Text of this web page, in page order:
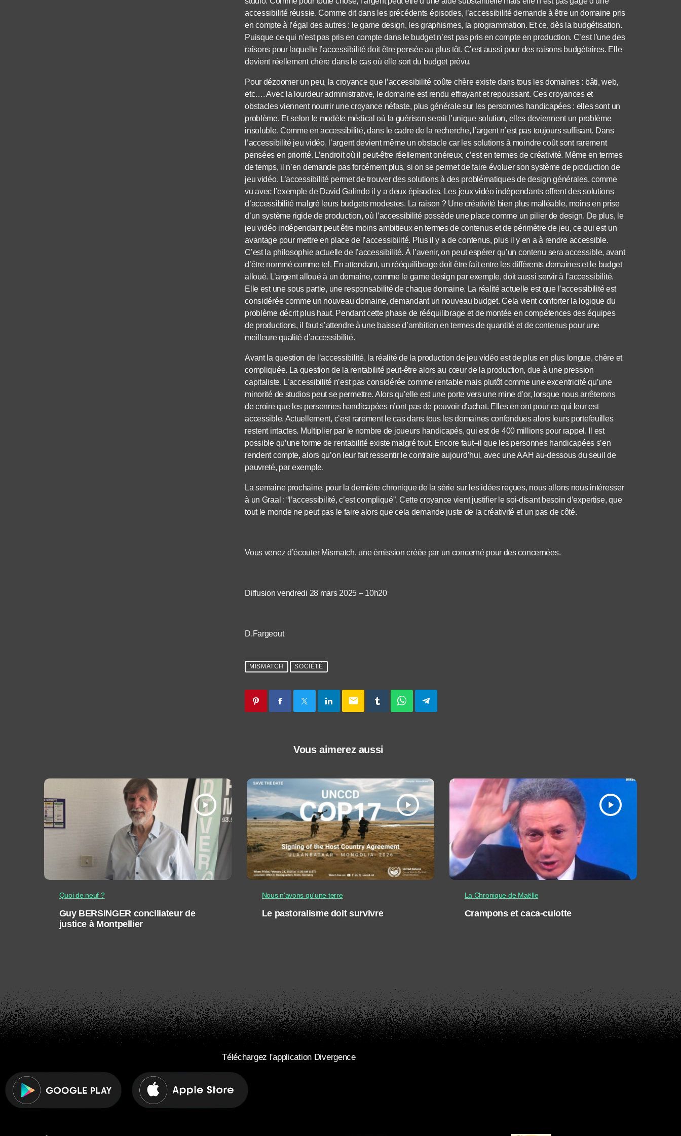
accessibilité réussie. Comme dit dans les précédents épisodes, l’accessibilité demande à être un domaine pris
en compte à l’égal des autres : le game design, les graphismes, la programmation. Et ce, dès la budgétisation.
Puisque ce qui n’est pas pris en compte dans le budget n’est pas pris en compte en production. C’est l’une des
raisons pour laquelle l’accessibilité doit être pensée au plus tôt. C’est aussi pour des raisons budgétaires. Elle
devient réellement chère dans le cas où elle sort du budget prévu.
Pour dézoomer un peu, la croyance que l’accessibilité coûte chère existe dans tous les domaines : bâti, web,
etc…. Avec la lourdeur administrative, le domaine est rendu effrayant et repoussant. Ces croyances et
obstacles viennent nourrir une croyance néfaste, plus générale sur les personnes handicapées : elles sont un
problème. Et selon le modèle médical où la guérison serait l’unique solution, elles deviennent un problème
insoluble. Comme en accessibilité, dans le cadre de la recherche, l’argent n’est pas toujours suffisant. Dans
l’accessibilité jeu vidéo, l’argent devient même un obstacle car les solutions à moindre coût sont rarement
pensées en priorité. L’endroit où il peut-être réellement onéreux, c’est en termes de créativité. Même en termes
de temps, il n’en demande pas forcément plus, si on se permet de faire évoluer son système de production de
jeu vidéo. L’accessibilité permet de trouver des solutions à des problématiques de design générales, comme
vu avec l’exemple de David Galindo il y a deux épisodes. Les jeux vidéo indépendants offrent des solutions
d’accessibilité malgré leurs budgets modestes. La raison ? Une créativité bien plus malléable, moins en prise
d’un système rigide de production, où l’accessibilité possède une place comme un pilier de design. De plus, le
jeu vidéo indépendant peut être moins ambitieux en termes de contenus et de périmètre de jeu, ce qui est un
avantage pour mettre en place de l’accessibilité. Plus il y a de contenus, plus il y en a à rendre accessible.
C’est la philosophie actuelle de l’accessibilité. À l’avenir, on peut espérer qu’un contenu sera accessible, avant
d’être nommé comme tel. En attendant, un rééquilibrage doit être fait entre les différents domaines et le budget
alloué. L’argent alloué à un domaine, comme le game design par exemple, doit aussi servir à l’accessibilité.
Elle est une sous partie, une responsabilité de chaque domaine. La réalité actuelle est que l’accessibilité est
considérée comme un nouveau domaine, demandant un nouveau budget. Cela vient conforter la logique du
problème décrit plus haut. Pendant cette phase de rééquilibrage et de montée en compétences des équipes
de productions, il faut s’attendre à une baisse d’ambition en termes de quantité et de contenus pour une
meilleure qualité d’accessibilité.
Avant la question de l’accessibilité, la réalité de la production de jeu vidéo est de plus en plus longue, chère et
compliquée. La question de la rentabilité peut-être alors au cœur de la production, due à une pression
capitaliste. L’accessibilité n’est pas considérée comme rentable mais plutôt comme une excentricité qu’une
minorité de studios peut se permettre. Alors qu’elle est une porte vers une mine d’or, lorsque nous arrêterons
de croire que les personnes handicapées n’ont pas de pouvoir d’achat. Elles en ont pour ce qui leur est
accessible. Actuellement, c’est rarement le cas dans tous les domaines confondues alors leurs portefeuilles
restent intactes. Multiplier par le nombre de joueurs handicapés, qui est de 400 millions pour rappel. Il est
possible qu’une forme de rentabilité existe malgré tout. Encore faut–il que les personnes handicapées s’en
rendent compte, alors qu’on leur fait ressentir le contraire aujourd’hui, avec une AAH au-dessous du seuil de
pauvreté, par exemple.
La semaine prochaine, pour la dernière chronique de la série sur les idées reçues, nous allons nous intéresser
à un Graal : “l’accessibilité, c’est compliqué”. Cette croyance vient justifier le soi-disant besoin d’expertise, que
tout le monde ne peut pas le faire alors que cela demande juste de la créativité et un pas de côté.
Vous venez d’écouter Mismatch, une émission créée par un concerné pour des concernées.
Diffusion vendredi 28 mars 2025 – 10h20
D.Fargeout
MISMATCH SOCIÉTÉ
email
Vous aimerez aussi
play_arrow
Quoi de neuf ?
Guy BERSINGER conciliateur de
justice à Montpellier
play_arrow
Nous n'avons qu'une terre
Le pastoralisme doit survivre
play_arrow
La Chronique de Maëlle
Crampons et caca-culotte
Téléchargez l'application Divergence